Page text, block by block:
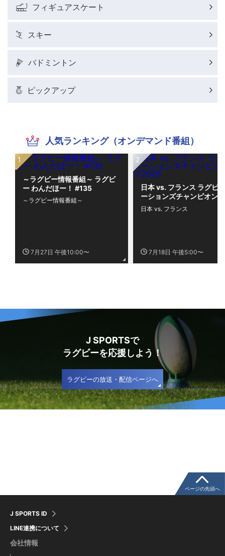
フィギュアスケート
スキー
バドミントン
ピックアップ
人気ランキング（オンデマンド番組）
～ラグビー情報番組～ ラグビ
ー わんだほー！ #135
7月27日 午後10:00〜
～ラグビー情報番組～
日本 vs. フランス ラグビ
ーションズチャンピオン
プ2026
7月18日 午後5:00〜
日本 vs. フランス
J SPORTSで
ラグビーを応援しよう！
ラグビーの放送・配信ページへ
J SPORTS ID
LINE連携について
会社情報
ページの先頭へ